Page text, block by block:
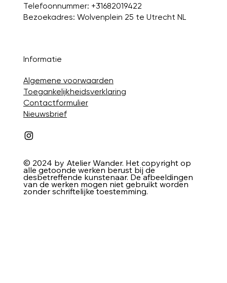
Telefoonnummer: +31682019422
Bezoekadres: Wolvenplein 25 te Utrecht NL
Informatie
Algemene voorwaarden
Toegankelijkheidsverklaring
Contactformulier
Nieuwsbrief
© 2024 by Atelier Wander. Het copyright op
alle getoonde werken berust bij de
desbetreffende kunstenaar. De afbeeldingen
van de werken mogen niet gebruikt worden
zonder schriftelijke toestemming.